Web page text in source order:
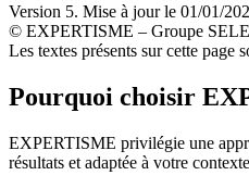
Version 5. Mise à jour le 01/01/
© EXPERTISME – Groupe
Les textes présents sur cette page
Pourquoi choisir
EXPERTISME privilégie une
résultats et adaptée à votre